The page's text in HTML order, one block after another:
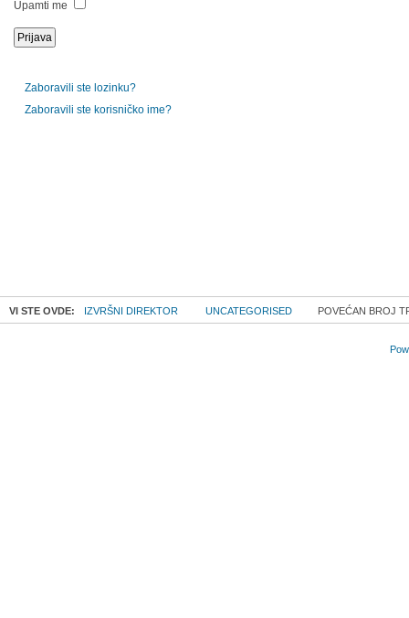
Upamti me
Zaboravili ste lozinku?
Zaboravili ste korisničko ime?
VI STE OVDE: IZVRŠNI DIREKTOR UNCATEGORISED POVEĆAN BROJ